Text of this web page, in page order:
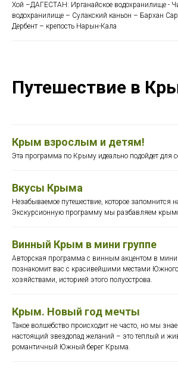
Хой –ДАГЕСТАН: Ирганайское водохранилище -
водохранилище – Сулакский каньон – Бархан
Дербент – крепость Нарын-Кала
Путешествие в
Крым взрослым и детям!
Эта программа по Крыму идеально подойдет для
Вкусы Крыма
Незабываемое путешествие, которое запомнится
Экскурсионную программу мы разбавляем
Винный Крым в мини группе
Авторская программа с винным акцентом в мини
познакомит вас с красивейшими местами
хозяйствами, историей этого полуострова.
Крым. Новый год мечты
Такое волшебство происходит не часто, но мы
настоящий звездопад желаний – это теплый и
романтичный Южный берег Крыма.